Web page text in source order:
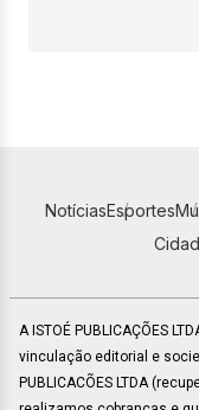
NotíciasEsportes
A ISTOÉ PUBLICAÇÕES
vinculação editorial e
PUBLICACÕES LTDA